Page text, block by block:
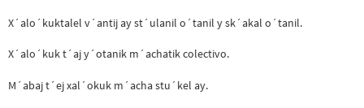
X´alo´kuktalel v´antij ay st´ulanil o´tanil y sk´akal o´tanil.
X´alo´kuk t´aj y´otanik m´achatik colectivo.
M´abaj t´ej xal´okuk m´acha stu´kel ay.